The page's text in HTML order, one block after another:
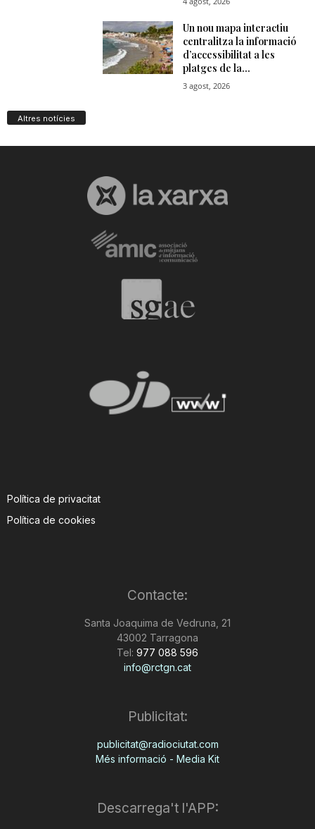
Altres notícies
Política de privacitat
Política de cookies
Contacte:
Santa Joaquima de Vedruna, 21
43002 Tarragona
Tel: 977 088 596
info@rctgn.cat
Publicitat:
publicitat@radiociutat.com
Més informació - Media Kit
Descarrega't l'APP: